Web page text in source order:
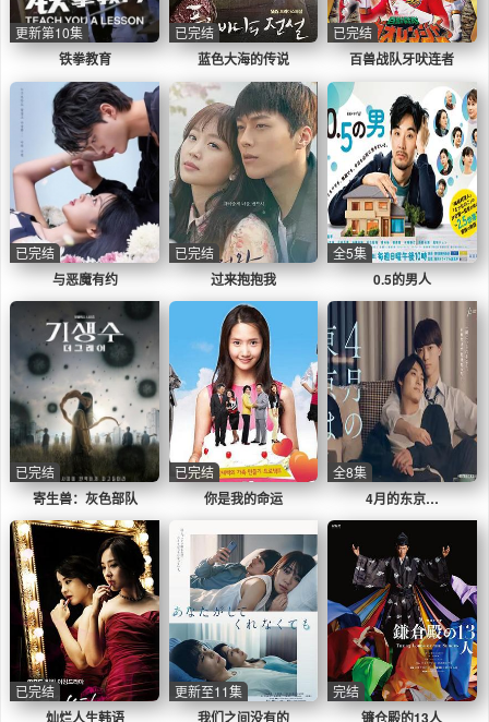
铁拳教育
更新第10集
蓝色大海的传说
已完结
百兽战队牙吠连者
已完结
与恶魔有约
已完结
过来抱抱我
已完结
0.5的男人
全5集
寄生兽：灰色部队
已完结
你是我的命运
已完结
4月的东京…
全8集
灿烂人生韩语
已完结
我们之间没有的
更新至11集
镰仓殿的13人
完结